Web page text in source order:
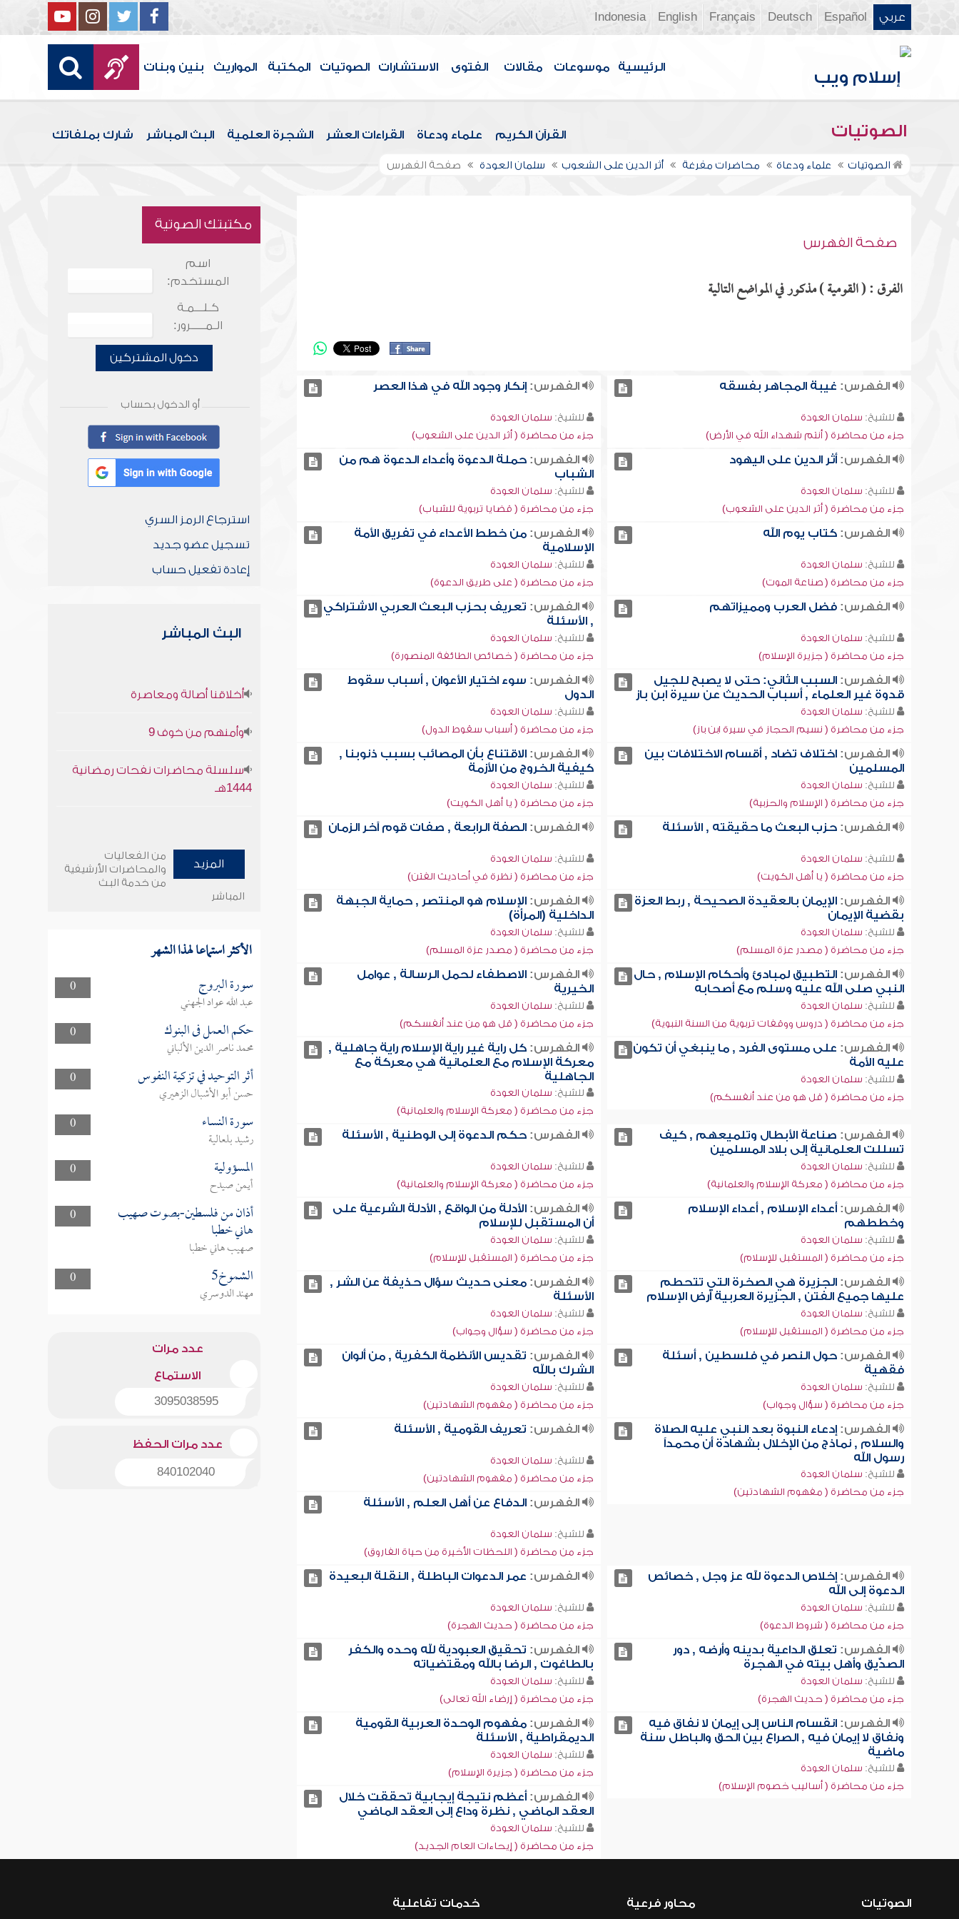
عربي Español
Deutsch
Français
English
Indonesia
الرئيسية موسوعات مقالات الفتوى الاستشارات الصوتيات المكتبة المواريث بنين وبنات
الصوتيات القرآن الكريم علماء ودعاة القراءات العشر الشجرة العلمية البث المباشر شارك بملفاتك
الصوتيات علماء ودعاة محاضرات مفرغة أثر الدين على الشعوب سلمان العودة صفحة الفهرس
صفحة الفهرس
الفرق : ( القومية ) مذكور في المواضع التالية
الفهرس: غيبة المجاهر بفسقه
للشيخ: سلمان العودة
جزء من محاضرة ( أنتم شهداء الله في الأرض)
الفهرس: إنكار وجود الله في هذا العصر
للشيخ: سلمان العودة
جزء من محاضرة ( أثر الدين على الشعوب)
الفهرس:أثر الدين على اليهود
للشيخ: سلمان العودة
جزء من محاضرة ( أثر الدين على الشعوب)
الفهرس: حملة الدعوة وأعداء الدعوة هم من
الشباب
للشيخ: سلمان العودة
جزء من محاضرة ( قضايا تربوية للشباب)
الفهرس:كتاب يوم الله
للشيخ: سلمان العودة
جزء من محاضرة ( صناعة الموت)
الفهرس: من خطط الأعداء في تفريق الأمة
الإسلامية
للشيخ: سلمان العودة
جزء من محاضرة ( على طريق الدعوة)
الفهرس:فضل العرب ومميزاتهم
للشيخ: سلمان العودة
جزء من محاضرة ( جزيرة الإسلام)
الفهرس: تعريف بحزب البعث العربي الاشتراكي
, الأسئلة
للشيخ: سلمان العودة
جزء من محاضرة ( خصائص الطائفة المنصورة)
الفهرس:السبب الثاني: حتى لا يصبح للجيل
قدوة غير العلماء , أسباب الحديث عن سيرة ابن باز
للشيخ: سلمان العودة
جزء من محاضرة ( نسيم الحجاز في سيرة ابن باز)
الفهرس: سوء اختيار الأعوان , أسباب سقوط
الدول
للشيخ: سلمان العودة
جزء من محاضرة ( أسباب سقوط الدول)
الفهرس:اختلاف تضاد , أقسام الاختلافات بين
المسلمين
للشيخ: سلمان العودة
جزء من محاضرة ( الإسلام والحزبية)
الفهرس: الاقتناع بأن المصائب بسبب ذنوبنا ,
كيفية الخروج من الأزمة
للشيخ: سلمان العودة
جزء من محاضرة ( يا أهل الكويت)
الفهرس:حزب البعث ما حقيقته , الأسئلة
للشيخ: سلمان العودة
جزء من محاضرة ( يا أهل الكويت)
الفهرس: الصفة الرابعة , صفات قوم آخر الزمان
للشيخ: سلمان العودة
جزء من محاضرة ( نظرة في أحاديث الفتن)
الفهرس:الإيمان بالعقيدة الصحيحة , ربط العزة
بقضية الإيمان
للشيخ: سلمان العودة
جزء من محاضرة ( مصدر عزة المسلم)
الفهرس: الإسلام هو المنتصر , حماية الجبهة
الداخلية (المرأة)
للشيخ: سلمان العودة
جزء من محاضرة ( مصدر عزة المسلم)
الفهرس:التطبيق لمبادئ وأحكام الإسلام , حال
النبي صلى الله عليه وسلم مع أصحابه
للشيخ: سلمان العودة
جزء من محاضرة ( دروس ووقفات تربوية من السنة النبوية)
الفهرس: الاصطفاء لحمل الرسالة , عوامل
الخيرية
للشيخ: سلمان العودة
جزء من محاضرة ( قل هو من عند أنفسكم)
الفهرس: على مستوى الفرد , ما ينبغي أن تكون
عليه الأمة
للشيخ: سلمان العودة
جزء من محاضرة ( قل هو من عند أنفسكم)
الفهرس: كل راية غير راية الإسلام راية جاهلية ,
معركة الإسلام مع العلمانية هي معركة مع
الجاهلية
للشيخ: سلمان العودة
جزء من محاضرة ( معركة الإسلام والعلمانية)
الفهرس: صناعة الأبطال وتلميعهم , كيف
تسللت العلمانية إلى بلاد المسلمين
للشيخ: سلمان العودة
جزء من محاضرة ( معركة الإسلام والعلمانية)
الفهرس: حكم الدعوة إلى الوطنية , الأسئلة
للشيخ: سلمان العودة
جزء من محاضرة ( معركة الإسلام والعلمانية)
الفهرس:أعداء الإسلام , أعداء الإسلام
وخططهم
للشيخ: سلمان العودة
جزء من محاضرة ( المستقبل للإسلام)
الفهرس: الأدلة من الواقع , الأدلة الشرعية على
أن المستقبل للإسلام
للشيخ: سلمان العودة
جزء من محاضرة ( المستقبل للإسلام)
الفهرس:الجزيرة هي الصخرة التي تتحطم
عليها جميع الفتن , الجزيرة العربية أرض الإسلام
للشيخ: سلمان العودة
جزء من محاضرة ( المستقبل للإسلام)
الفهرس: معنى حديث سؤال حذيفة عن الشر ,
الأسئلة
للشيخ: سلمان العودة
جزء من محاضرة ( سؤال وجواب)
الفهرس:حول النصر في فلسطين , أسئلة
فقهية
للشيخ: سلمان العودة
جزء من محاضرة ( سؤال وجواب)
الفهرس: تقديس الأنظمة الكفرية , من ألوان
الشرك بالله
للشيخ: سلمان العودة
جزء من محاضرة ( مفهوم الشهادتين)
الفهرس:إدعاء النبوة بعد النبي عليه الصلاة
والسلام , نماذج من الإخلال بشهادة أن محمداً
رسول الله
للشيخ: سلمان العودة
جزء من محاضرة ( مفهوم الشهادتين)
الفهرس: تعريف القومية , الأسئلة
للشيخ: سلمان العودة
جزء من محاضرة ( مفهوم الشهادتين)
الفهرس: الدفاع عن أهل العلم , الأسئلة
للشيخ: سلمان العودة
جزء من محاضرة ( اللحظات الأخيرة من حياة الفاروق)
الفهرس:إخلاص الدعوة لله عز وجل , خصائص
الدعوة إلى الله
للشيخ: سلمان العودة
جزء من محاضرة ( شروط الدعوة)
الفهرس: عمر الدعوات الباطلة , النقلة البعيدة
للشيخ: سلمان العودة
جزء من محاضرة ( حديث الهجرة)
الفهرس: تعلق الداعية بدينه وأرضه , دور
الصدِّّيق وأهل بيته في الهجرة
للشيخ: سلمان العودة
جزء من محاضرة ( حديث الهجرة)
الفهرس: تحقيق العبودية لله وحده والكفر
بالطاغوت , الرضا بالله ومقتضياته
للشيخ: سلمان العودة
جزء من محاضرة ( إرضاء الله تعالى)
الفهرس:انقسام الناس إلى إيمان لا نفاق فيه
ونفاق لا إيمان فيه , الصراع بين الحق والباطل سنة
ماضية
للشيخ: سلمان العودة
جزء من محاضرة ( أساليب خصوم الإسلام)
الفهرس: مفهوم الوحدة العربية القومية
الديمقراطية , الأسئلة
للشيخ: سلمان العودة
جزء من محاضرة ( جزيرة الإسلام)
الفهرس: أعظم نتيجة إيجابية تحققت خلال
العقد الماضي , نظرة وداع إلى العقد الماضي
للشيخ: سلمان العودة
جزء من محاضرة ( إيحاءات العام الجديد)
مكتبتك الصوتية
اسم
المستخدم:
كـلـــمـة
الـمـــــرور:
دخول المشتركين
أو الدخول بحساب
استرجاع الرمز السري
تسجيل عضو جديد
إعادة تفعيل حساب
البث المباشر
أخلاقنا أصالة ومعاصرة
وأمنهم من خوف 9
سلسلة محاضرات نفحات رمضانية
1444هـ
المزيد
من الفعاليات
والمحاضرات الأرشيفية
من خدمة البث
المباشر
الأكثر استماعا لهذا الشهر
0 سورة البروج
عبد الله عواد الجهني
0
حكم العمل فى البنوك
محمد ناصر الدين الألباني
0
أثر التوحيد في تزكية النفوس
حسن أبو الأشبال الزهيري
0
سورة النساء
رشيد بلعالية
0
المسؤولية
أيمن صيدح
0
أذان من فلسطين-بصوت صهيب
هاني خطبا
صهيب هاني خطبا
0
الشموخ5
مهند الدوسري
عدد مرات
الاستماع
3095038595
عدد مرات الحفظ
840102040
الصوتيات محاور فرعية خدمات تفاعلية